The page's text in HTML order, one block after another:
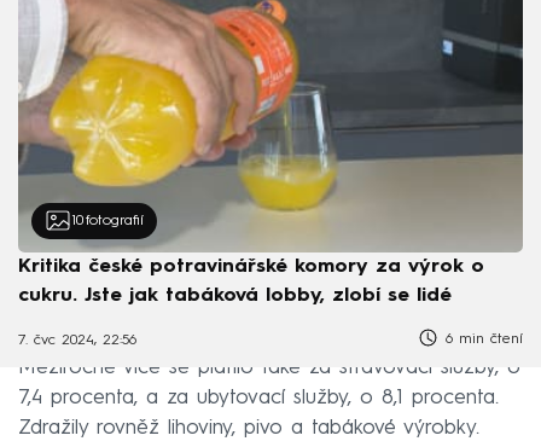
10 fotografií
Kritika české potravinářské komory za výrok o
cukru. Jste jak tabáková lobby, zlobí se lidé
7. čvc 2024, 22:56 6 min čtení
Meziročně více se platilo také za stravovací služby, o
7,4 procenta, a za ubytovací služby, o 8,1 procenta.
Zdražily rovněž lihoviny, pivo a tabákové výrobky.